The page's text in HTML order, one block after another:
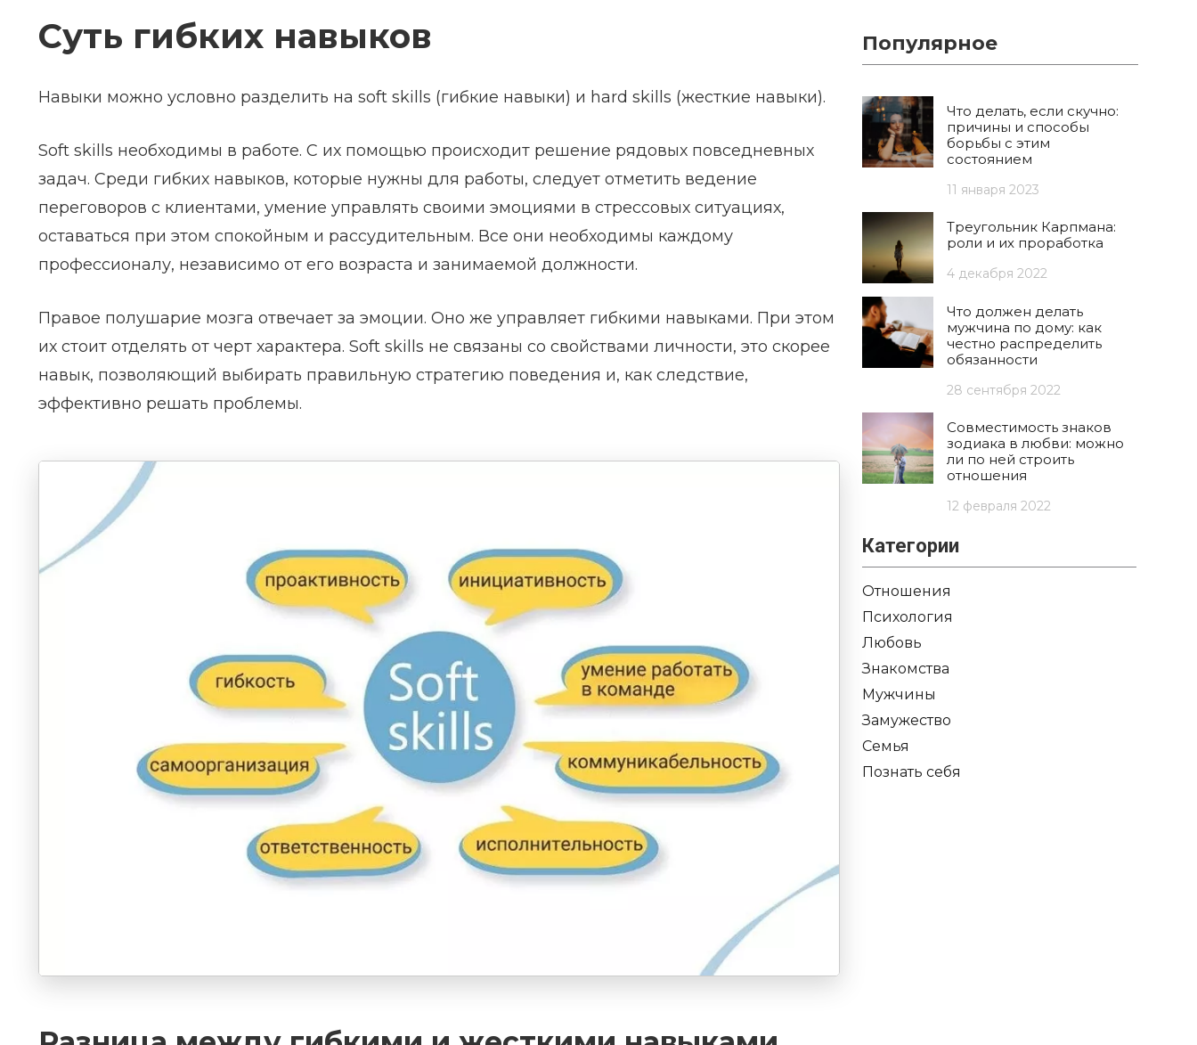
Суть гибких навыков
Навыки можно условно разделить на soft skills (гибкие навыки) и hard skills (жесткие навыки).
Soft skills необходимы в работе. С их помощью происходит решение рядовых повседневных
задач. Среди гибких навыков, которые нужны для работы, следует отметить ведение
переговоров с клиентами, умение управлять своими эмоциями в стрессовых ситуациях,
оставаться при этом спокойным и рассудительным. Все они необходимы каждому
профессионалу, независимо от его возраста и занимаемой должности.
Правое полушарие мозга отвечает за эмоции. Оно же управляет гибкими навыками. При этом
их стоит отделять от черт характера. Soft skills не связаны со свойствами личности, это скорее
навык, позволяющий выбирать правильную стратегию поведения и, как следствие,
эффективно решать проблемы.
Популярное
Что делать, если скучно:
причины и способы
борьбы с этим
состоянием
11 января 2023
Треугольник Карпмана:
роли и их проработка
4 декабря 2022
Что должен делать
мужчина по дому: как
честно распределить
обязанности
28 сентября 2022
Совместимость знаков
зодиака в любви: можно
ли по ней строить
отношения
12 февраля 2022
Категории
Отношения
Психология
Любовь
Знакомства
Мужчины
Замужество
Семья
Познать себя